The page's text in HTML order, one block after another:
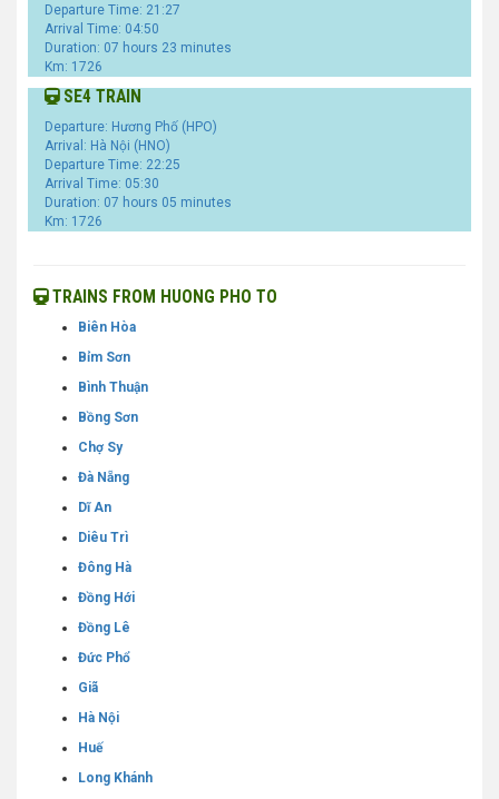
Departure Time: 21:27
Arrival Time: 04:50
Duration: 07 hours 23 minutes
Km: 1726
SE4 TRAIN
Departure: Hương Phố (HPO)
Arrival: Hà Nội (HNO)
Departure Time: 22:25
Arrival Time: 05:30
Duration: 07 hours 05 minutes
Km: 1726
TRAINS FROM HUONG PHO TO
Biên Hòa
Bỉm Sơn
Bình Thuận
Bồng Sơn
Chợ Sy
Đà Nẵng
Dĩ An
Diêu Trì
Đông Hà
Đồng Hới
Đồng Lê
Đức Phổ
Giã
Hà Nội
Huế
Long Khánh